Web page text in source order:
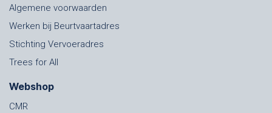
Algemene voorwaarden
Werken bij Beurtvaartadres
Stichting Vervoeradres
Trees for All
Webshop
CMR